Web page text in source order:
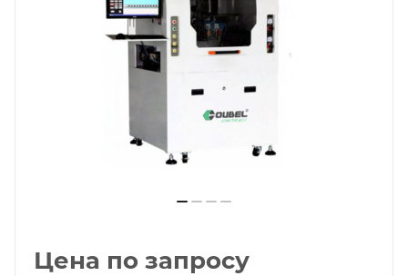
Цена по запросу